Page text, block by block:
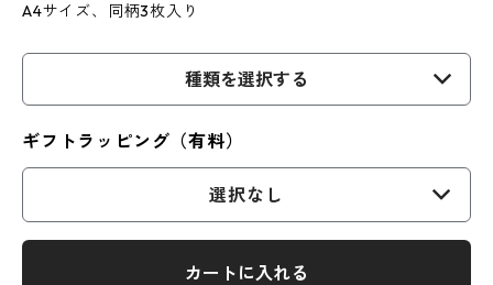
A4サイズ、同柄3枚入り
種類を選択する
ギフトラッピング（有料）
選択なし
カートに入れる